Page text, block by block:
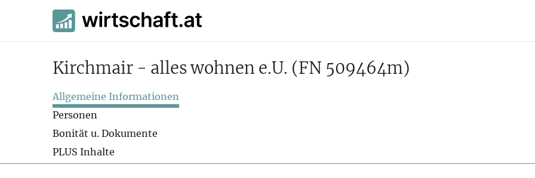
Kirchmair - alles wohnen e.U. (FN 509464m)
Allgemeine Informationen
Personen
Bonität u. Dokumente
PLUS Inhalte